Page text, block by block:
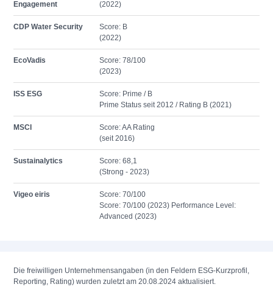
Engagement (2022)
CDP Water Security
Score: B
(2022)
EcoVadis
Score: 78/100
(2023)
ISS ESG
Score: Prime / B
Prime Status seit 2012 / Rating B (2021)
MSCI
Score: AA Rating
(seit 2016)
Sustainalytics
Score: 68,1
(Strong - 2023)
Vigeo eiris
Score: 70/100
Score: 70/100 (2023) Performance Level:
Advanced (2023)
Die freiwilligen Unternehmensangaben (in den Feldern ESG-Kurzprofil,
Reporting, Rating) wurden zuletzt am 20.08.2024 aktualisiert.